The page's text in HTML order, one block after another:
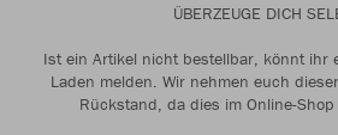
ÜBERZEUGE DICH
Ist ein Artikel nicht bestellbar, könnt ihr
Laden melden. Wir nehmen euch
Rückstand, da dies im Online-